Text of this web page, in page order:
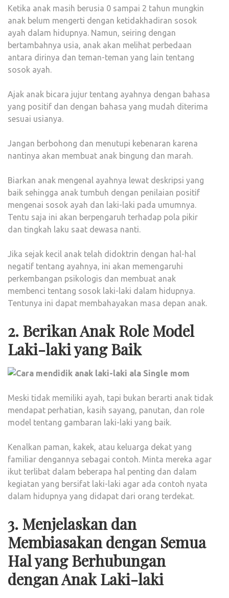
Ketika anak masih berusia 0 sampai 2 tahun mungkin
anak belum mengerti dengan ketidakhadiran sosok
ayah dalam hidupnya. Namun, seiring dengan
bertambahnya usia, anak akan melihat perbedaan
antara dirinya dan teman-teman yang lain tentang
sosok ayah.
Ajak anak bicara jujur tentang ayahnya dengan bahasa
yang positif dan dengan bahasa yang mudah diterima
sesuai usianya.
Jangan berbohong dan menutupi kebenaran karena
nantinya akan membuat anak bingung dan marah.
Biarkan anak mengenal ayahnya lewat deskripsi yang
baik sehingga anak tumbuh dengan penilaian positif
mengenai sosok ayah dan laki-laki pada umumnya.
Tentu saja ini akan berpengaruh terhadap pola pikir
dan tingkah laku saat dewasa nanti.
Jika sejak kecil anak telah didoktrin dengan hal-hal
negatif tentang ayahnya, ini akan memengaruhi
perkembangan psikologis dan membuat anak
membenci tentang sosok laki-laki dalam hidupnya.
Tentunya ini dapat membahayakan masa depan anak.
2. Berikan Anak Role Model
Laki-laki yang Baik
Meski tidak memiliki ayah, tapi bukan berarti anak tidak
mendapat perhatian, kasih sayang, panutan, dan role
model tentang gambaran laki-laki yang baik.
Kenalkan paman, kakek, atau keluarga dekat yang
familiar dengannya sebagai contoh. Minta mereka agar
ikut terlibat dalam beberapa hal penting dan dalam
kegiatan yang bersifat laki-laki agar ada contoh nyata
dalam hidupnya yang didapat dari orang terdekat.
3. Menjelaskan dan
Membiasakan dengan Semua
Hal yang Berhubungan
dengan Anak Laki-laki